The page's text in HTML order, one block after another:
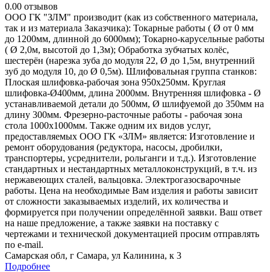
0.00 отзывов
ООО ГК "ЗЛМ" производит (как из собственного материала,
так и из материала Заказчика): Токарные работы ( Ø от 0 мм
до 1200мм, длинной до 6000мм); Токарно-карусельные работы
( Ø 2,0м, высотой до 1,3м); Обработка зубчатых колёс,
шестерён (нарезка зуба до модуля 22, Ø до 1,5м, внутренний
зуб до модуля 10, до Ø 0,5м). Шлифовальная группа станков:
Плоская шлифовка-рабочая зона 950х250мм. Круглая
шлифовка-Ø400мм, длина 2000мм. Внутренняя шлифовка - Ø
устанавливаемой детали до 500мм, Ø шлифуемой до 350мм на
длину 300мм. Фрезерно-расточные работы - рабочая зона
стола 1000х1000мм. Также одним их видов услуг,
предоставляемых ООО ГК «ЗЛМ» является: Изготовление и
ремонт оборудования (редуктора, насосы, дробилки,
транспортеры, усреднители, рольганги и т.д.). Изготовление
стандартных и нестандартных металлоконструкций, в т.ч. из
нержавеющих сталей, вальцовка. Электрогазосварочные
работы. Цена на необходимые Вам изделия и работы зависит
от сложности заказываемых изделий, их количества и
формируется при получении определённой заявки. Ваш ответ
на наше предложение, а также заявки на поставку с
чертежами и технической документацией просим отправлять
по e-mail.
Самарская обл, г Самара, ул Калинина, к 3
Подробнее